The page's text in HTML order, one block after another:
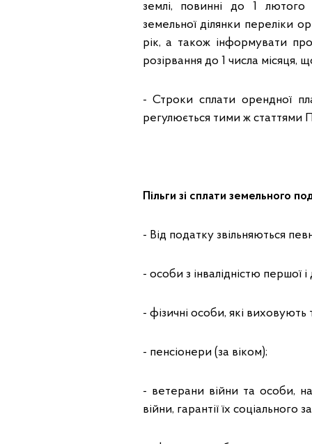
землі, повинні до 1
земельної ділянки переліки
рік, а також інформувати
розірвання до 1 числа місяця,
- Строки сплати орендної
регулюється тими ж статтями
Пільги зі сплати земельного
- Від податку звільняються
- особи з інвалідністю першої і
- фізичні особи, які виховують
- пенсіонери (за віком);
- ветерани війни та особи,
війни, гарантії їх соціального